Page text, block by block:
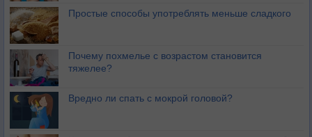
Простые способы употреблять меньше сладкого
Почему похмелье с возрастом становится
тяжелее?
Вредно ли спать с мокрой головой?